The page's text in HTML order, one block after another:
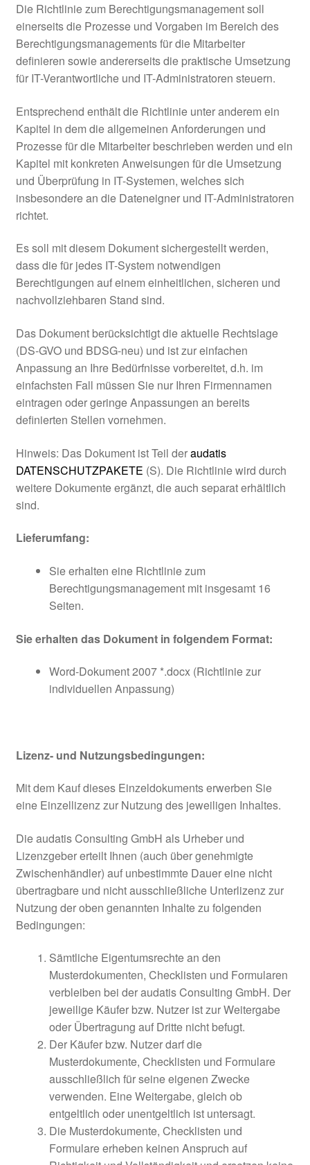
Die Richtlinie zum Berechtigungsmanagement soll
einerseits die Prozesse und Vorgaben im Bereich des
Berechtigungsmanagements für die Mitarbeiter
definieren sowie andererseits die praktische Umsetzung
für IT-Verantwortliche und IT-Administratoren steuern.
Entsprechend enthält die Richtlinie unter anderem ein
Kapitel in dem die allgemeinen Anforderungen und
Prozesse für die Mitarbeiter beschrieben werden und ein
Kapitel mit konkreten Anweisungen für die Umsetzung
und Überprüfung in IT-Systemen, welches sich
insbesondere an die Dateneigner und IT-Administratoren
richtet.
Es soll mit diesem Dokument sichergestellt werden,
dass die für jedes IT-System notwendigen
Berechtigungen auf einem einheitlichen, sicheren und
nachvollziehbaren Stand sind.
Das Dokument berücksichtigt die aktuelle Rechtslage
(DS-GVO und BDSG-neu) und ist zur einfachen
Anpassung an Ihre Bedürfnisse vorbereitet, d.h. im
einfachsten Fall müssen Sie nur Ihren Firmennamen
eintragen oder geringe Anpassungen an bereits
definierten Stellen vornehmen.
Hinweis: Das Dokument ist Teil deraudatis
DATENSCHUTZPAKETE (S). Die Richtlinie wird durch
weitere Dokumente ergänzt, die auch separat erhältlich
sind.
Lieferumfang:
Sie erhalten eine Richtlinie zum
Berechtigungsmanagement mit insgesamt 16
Seiten.
Sie erhalten das Dokument in folgendem Format:
Word-Dokument 2007 *.docx (Richtlinie zur
individuellen Anpassung)
Lizenz- und Nutzungsbedingungen:
Mit dem Kauf dieses Einzeldokuments erwerben Sie
eine Einzellizenz zur Nutzung des jeweiligen Inhaltes.
Die audatis Consulting GmbH als Urheber und
Lizenzgeber erteilt Ihnen (auch über genehmigte
Zwischenhändler) auf unbestimmte Dauer eine nicht
übertragbare und nicht ausschließliche Unterlizenz zur
Nutzung der oben genannten Inhalte zu folgenden
Bedingungen:
Sämtliche Eigentumsrechte an den
Musterdokumenten, Checklisten und Formularen
verbleiben bei der audatis Consulting GmbH. Der
jeweilige Käufer bzw. Nutzer ist zur Weitergabe
oder Übertragung auf Dritte nicht befugt.
Der Käufer bzw. Nutzer darf die
Musterdokumente, Checklisten und Formulare
ausschließlich für seine eigenen Zwecke
verwenden. Eine Weitergabe, gleich ob
entgeltlich oder unentgeltlich ist untersagt.
Die Musterdokumente, Checklisten und
Formulare erheben keinen Anspruch auf